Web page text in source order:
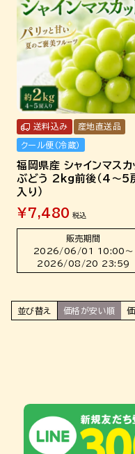
福岡県産 シャインマスカ
ぶどう 2kg前後（4～5
入り）
送料込み 産地直送品
クール便（冷蔵）
¥ 7,480 税込
販売期間
2026/06/01 10:00 〜
2026/08/20 23:59
並び替え 価格が安い順